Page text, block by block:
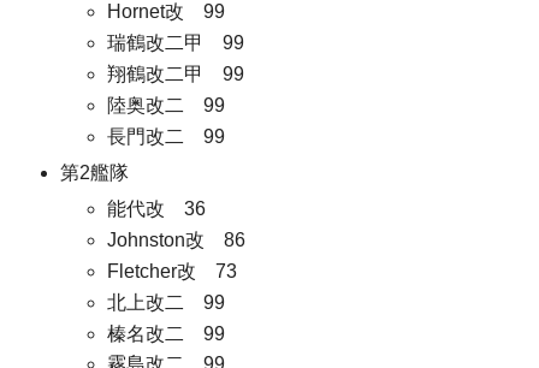
Hornet改 99
瑞鶴改二甲 99
翔鶴改二甲 99
陸奥改二 99
長門改二 99
第2艦隊
能代改 36
Johnston改 86
Fletcher改 73
北上改二 99
榛名改二 99